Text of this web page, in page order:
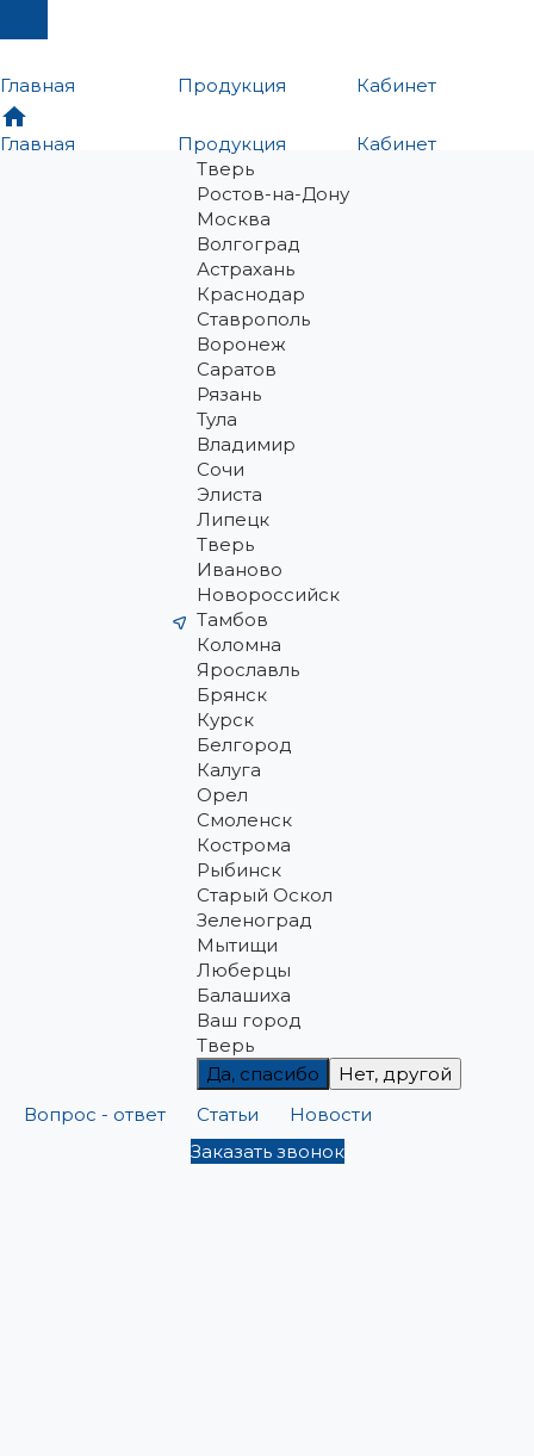
Главная Продукция Кабинет
Главная Продукция
Кабинет
Тверь
Ростов-на-Дону
Москва
Волгоград
Астрахань
Краснодар
Ставрополь
Воронеж
Саратов
Рязань
Тула
Владимир
Сочи
Элиста
Липецк
Тверь
Иваново
Новороссийск
Тамбов
Коломна
Ярославль
Брянск
Курск
Белгород
Калуга
Орел
Смоленск
Кострома
Рыбинск
Старый Оскол
Зеленоград
Мытищи
Люберцы
Балашиха
Ваш город
Тверь
Да, спасибо
Нет, другой
Вопрос - ответ
Статьи
Новости
Заказать звонок